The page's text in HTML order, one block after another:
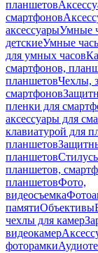
планшетов
смартфонов
аксессуарыУмные
детскиеУмные
для умных часов
смартфонов,
планшетовЧехлы,
смартфонов
пленки для
аксессуары для
клавиатурой для
планшетов
планшетов
планшетов,
планшетовФото,
видеосъемка
памятиОбъективы
чехлы для камер
видеокамер
фоторамки